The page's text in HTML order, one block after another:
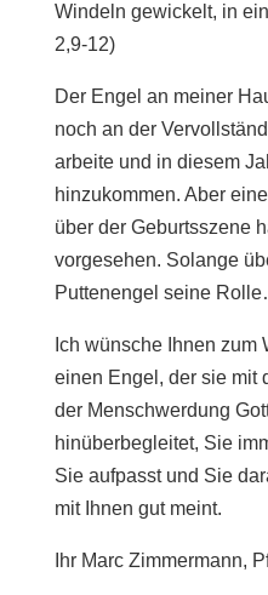
Windeln gewickelt, in
2,9-12)
Der Engel an meiner
noch an der
arbeite und in diesem
hinzukommen. Aber
über der Geburtsszene
vorgesehen. Solange
Puttenengel seine
Ich wünsche Ihnen zum
einen Engel, der sie mit
der Menschwerdung
hinüberbegleitet, Sie
Sie aufpasst und Sie
mit Ihnen gut meint.
Ihr Marc Zimmermann,